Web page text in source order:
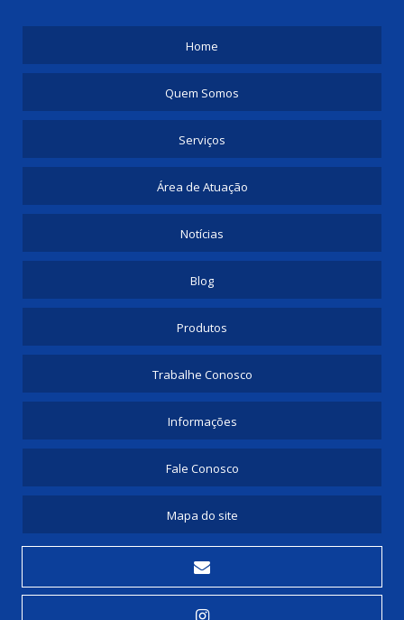
Home
Quem Somos
Serviços
Área de Atuação
Notícias
Blog
Produtos
Trabalhe Conosco
Informações
Fale Conosco
Mapa do site